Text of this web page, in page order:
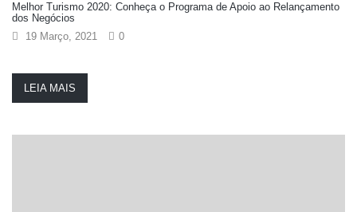
Melhor Turismo 2020: Conheça o Programa de Apoio ao Relançamento
dos Negócios
19 Março, 2021
0
LEIA MAIS